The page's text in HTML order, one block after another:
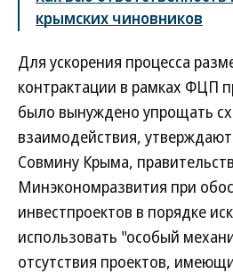
крымских чиновников
Для ускорения процесса
контрактации в рамках ФЦП
было вынуждено упрощать
взаимодействия,
Совмину Крыма,
Минэкономразвития при
инвестпроектов в порядке
использовать "особый
отсутствия проектов,